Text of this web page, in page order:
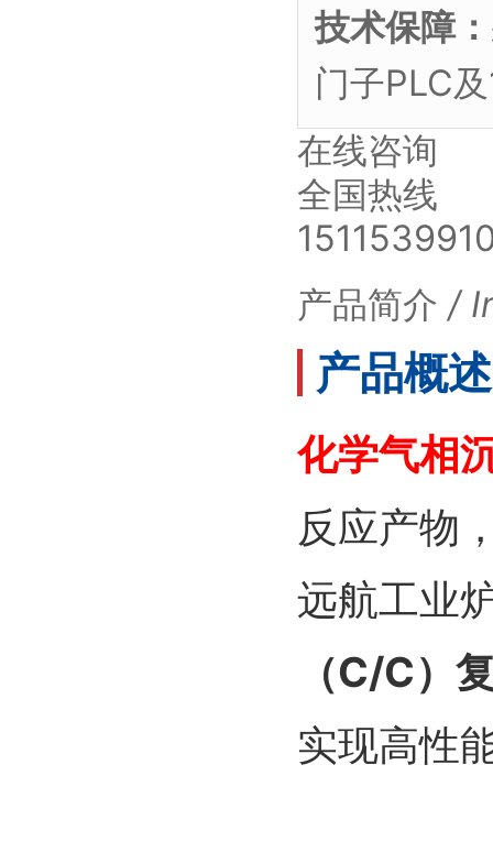
技术保障：
门子PLC
在线咨询
全国热线
产品简介 /
产品概
化学气相
反应产物
远航工业
（C/C）
实现高性